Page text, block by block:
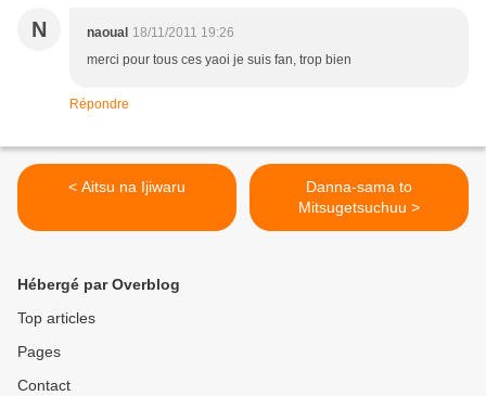
N naoual 18/11/2011 19:26
merci pour tous ces yaoi je suis fan, trop bien
Répondre
< Aitsu na Ijiwaru
Danna-sama to
Mitsugetsuchuu >
Hébergé par Overblog
Top articles
Pages
Contact